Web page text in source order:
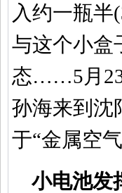
入约一瓶
与这个小盒
态……5月23
孙海来到沈
于“金属空
小电池发